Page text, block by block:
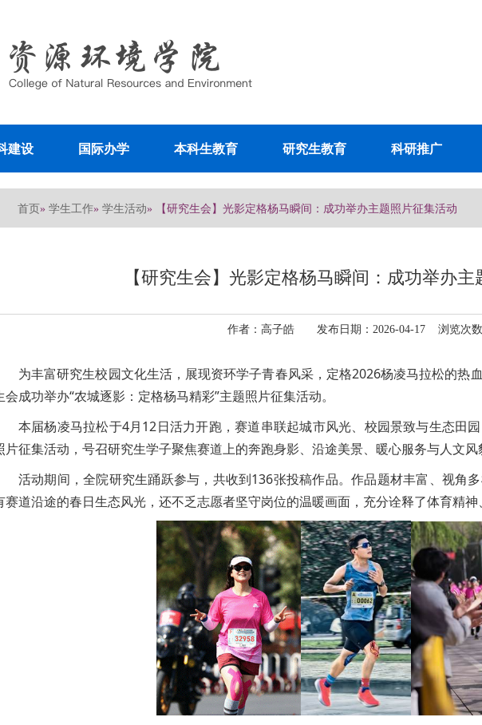
建设 国际办学 本科生教育 研究生教育 科研推广
首页» 学生工作» 学生活动» 【研究生会】光影定格杨马瞬间：成功举办主题照片征集活动
【研究生会】光影定格杨马瞬间：成功举办
作者：高子皓 发布日期：2026-04-17 浏览次数
为丰富研究生校园文化生活，展现资环学子青春风采，定格2026杨凌马拉松的热
会成功举办“农城逐影：定格杨马精彩”主题照片征集活动。
本届杨凌马拉松于4月12日活力开跑，赛道串联起城市风光、校园景致与生态田
片征集活动，号召研究生学子聚焦赛道上的奔跑身影、沿途美景、暖心服务与人文风
活动期间，全院研究生踊跃参与，共收到136张投稿作品。作品题材丰富、视角
赛道沿途的春日生态风光，还不乏志愿者坚守岗位的温暖画面，充分诠释了体育精神